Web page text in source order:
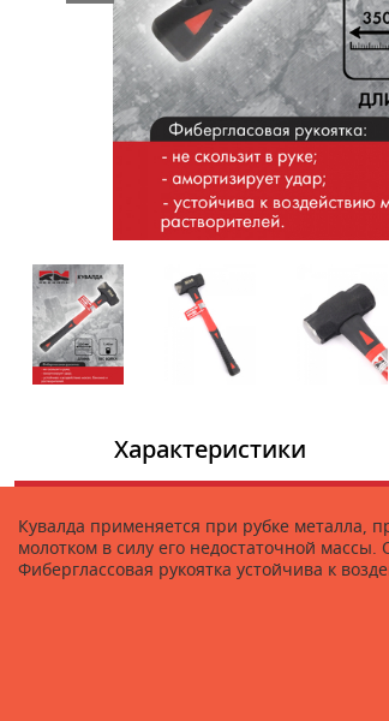
Характеристики
Кувалда применяется при рубке металла,
молотком в силу его недостаточной
Фиберглассовая рукоятка устойчива к